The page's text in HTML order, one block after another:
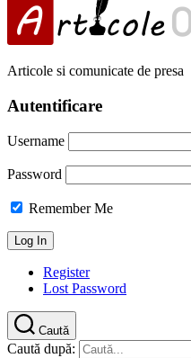
Articole si comunicate de presa
Autentificare
Username
Password
Remember Me
Register
Lost Password
Caută
Caută după: